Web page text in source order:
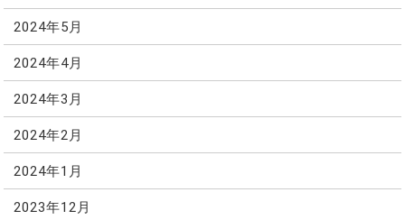
2024年5月
2024年4月
2024年3月
2024年2月
2024年1月
2023年12月